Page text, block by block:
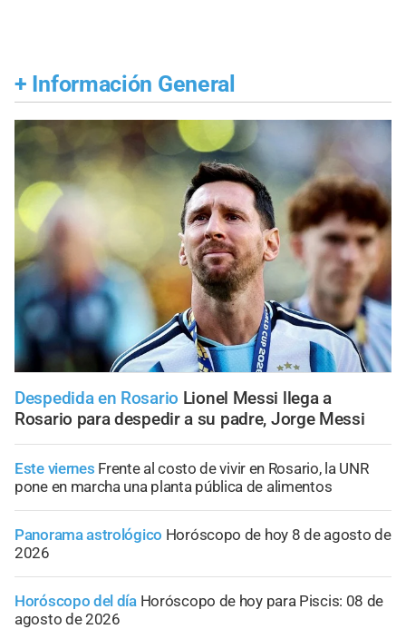
+ Información General
Despedida en Rosario Lionel Messi llega a
Rosario para despedir a su padre, Jorge Messi
Este viernes Frente al costo de vivir en Rosario, la UNR
pone en marcha una planta pública de alimentos
Panorama astrológico Horóscopo de hoy 8 de agosto de
2026
Horóscopo del día Horóscopo de hoy para Piscis: 08 de
agosto de 2026